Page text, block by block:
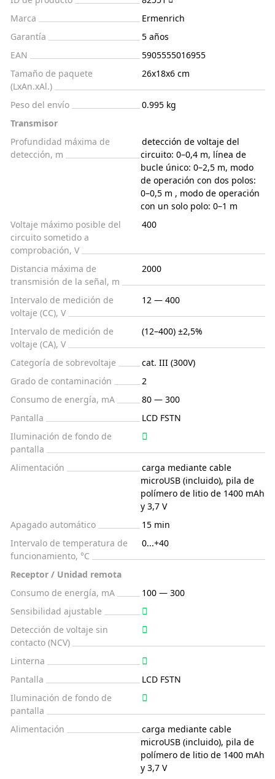
Marca
Ermenrich
Garantía
5 años
EAN
5905555016955
Tamaño de paquete
(LxAn.xAl.)
26x18x6 cm
Peso del envío
0.995 kg
Transmisor
Profundidad máxima de
detección, m
detección de voltaje del
circuito: 0–0,4 m, línea de
bucle único: 0–2,5 m, modo
de operación con dos polos:
0–0,5 m , modo de operación
con un solo polo: 0–1 m
Voltaje máximo posible del
circuito sometido a
comprobación, V
400
Distancia máxima de
transmisión de la señal, m
2000
Intervalo de medición de
voltaje (CC), V
12 — 400
Intervalo de medición de
voltaje (CA), V
(12–400) ±2,5%
Categoría de sobrevoltaje
cat. III (300V)
Grado de contaminación
2
Consumo de energía, mA
80 — 300
Pantalla
LCD FSTN
Iluminación de fondo de
pantalla
Alimentación
carga mediante cable
microUSB (incluido), pila de
polímero de litio de 1400 mAh
y 3,7 V
Apagado automático
15 min
Intervalo de temperatura de
funcionamiento, °C
0...+40
Receptor / Unidad remota
Consumo de energía, mA
100 — 300
Sensibilidad ajustable
Detección de voltaje sin
contacto (NCV)
Linterna
Pantalla
LCD FSTN
Iluminación de fondo de
pantalla
Alimentación
carga mediante cable
microUSB (incluido), pila de
polímero de litio de 1400 mAh
y 3,7 V